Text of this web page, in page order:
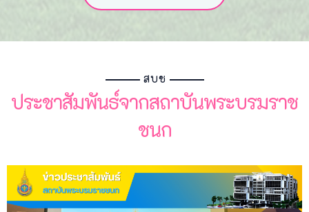
สบช
ประชาสัมพันธ์จากสถาบันพระบรมราช
ชนก